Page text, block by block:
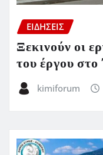
ΕΙΔΗΣΕΙΣ
Ξεκινούν οι
του έργου
kimiforum